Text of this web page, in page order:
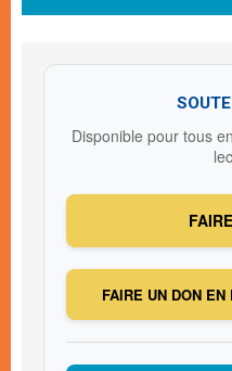
Disponible pour tous
FAIRE UN DON